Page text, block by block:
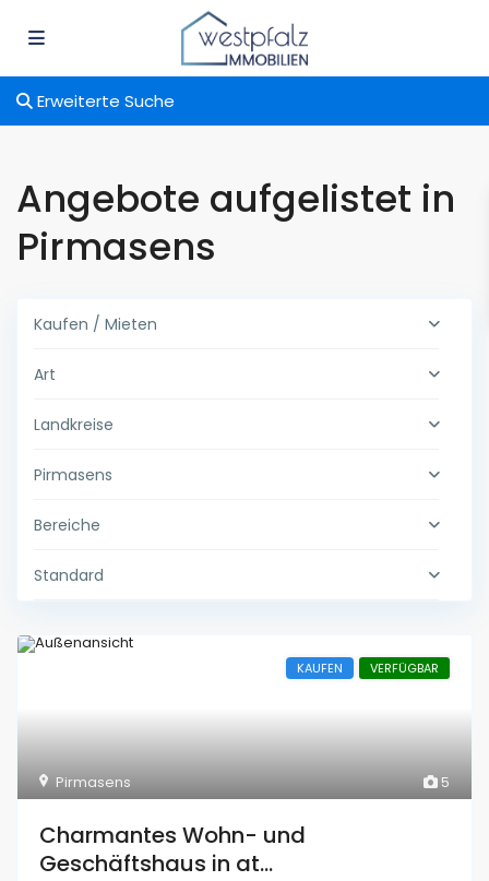
Erweiterte Suche
Angebote aufgelistet in
Pirmasens
Kaufen / Mieten
Art
Landkreise
Pirmasens
Bereiche
Standard
5
Pirmasens
KAUFEN VERFÜGBAR
Charmantes Wohn- und
Geschäftshaus in at...